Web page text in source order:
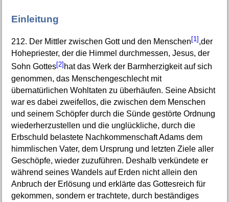
Einleitung
212. Der Mittler zwischen Gott und den Menschen [1] ,der
Hohepriester, der die Himmel durchmessen, Jesus, der
Sohn Gottes[2] hat das Werk der Barmherzigkeit auf sich
genommen, das Menschengeschlecht mit
übernatürlichen Wohltaten zu überhäufen. Seine Absicht
war es dabei zweifellos, die zwischen dem Menschen
und seinem Schöpfer durch die Sünde gestörte Ordnung
wiederherzustellen und die unglückliche, durch die
Erbschuld belastete Nachkommenschaft Adams dem
himmlischen Vater, dem Ursprung und letzten Ziele aller
Geschöpfe, wieder zuzuführen. Deshalb verkündete er
während seines Wandels auf Erden nicht allein den
Anbruch der Erlösung und erklärte das Gottesreich für
gekommen, sondern er trachtete, durch beständiges